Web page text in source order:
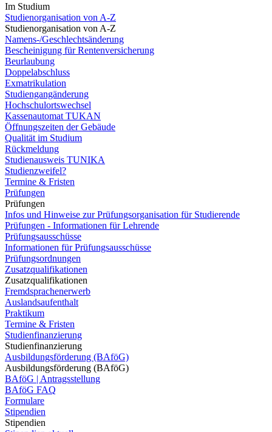
Im Studium
Studienorganisation von A-Z
Studienorganisation von A-Z
Namens-/Geschlechtsänderung
Bescheinigung für Rentenversicherung
Beurlaubung
Doppelabschluss
Exmatrikulation
Studiengangänderung
Hochschulortswechsel
Kassenautomat TUKAN
Öffnungszeiten der Gebäude
Qualität im Studium
Rückmeldung
Studienausweis TUNIKA
Studienzweifel?
Termine & Fristen
Prüfungen
Prüfungen
Infos und Hinweise zur Prüfungsorganisation für Studierende
Prüfungen - Informationen für Lehrende
Prüfungsausschüsse
Informationen für Prüfungsausschüsse
Prüfungsordnungen
Zusatzqualifikationen
Zusatzqualifikationen
Fremdsprachenerwerb
Auslandsaufenthalt
Praktikum
Termine & Fristen
Studienfinanzierung
Studienfinanzierung
Ausbildungsförderung (BAföG)
Ausbildungsförderung (BAföG)
BAföG | Antragsstellung
BAföG FAQ
Formulare
Stipendien
Stipendien